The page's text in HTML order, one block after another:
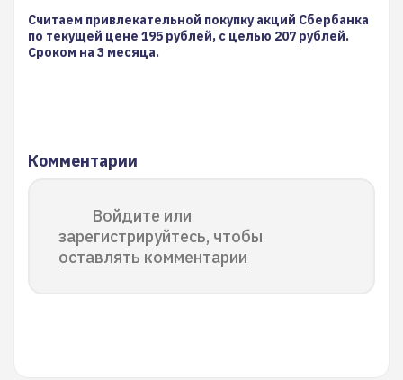
Считаем привлекательной покупку акций Сбербанка
по текущей цене 195 рублей, с целью 207 рублей.
Сроком на 3 месяца.
Комментарии
Войдите или
зарегистрируйтесь, чтобы
оставлять комментарии